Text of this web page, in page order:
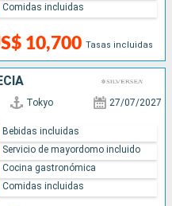
10,700 Tasas incluidas
Comidas incluidas
Tokyo 27/07/2027
Bebidas incluidas
Servicio de mayordomo incluido
Cocina gastronómica
Comidas incluidas